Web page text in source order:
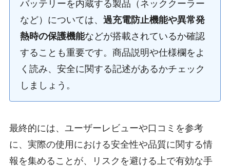
バッテリーを内蔵する製品（ネッククーラー
など）については、 過充電防止機能や異常発
熱時の保護機能などが搭載されているか確認
することも重要です。商品説明や仕様欄をよ
く読み、安全に関する記述があるかチェック
しましょう。
最終的には、ユーザーレビューや口コミを参考
に、実際の使用における安全性や品質に関する情
報を集めることが、リスクを避ける上で有効な手